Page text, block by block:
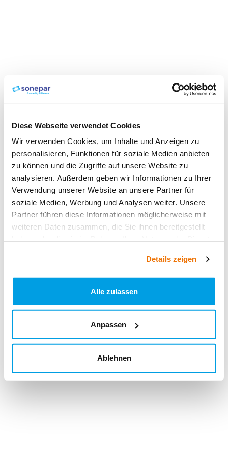
Diese Webseite verwendet Cookies
Wir verwenden Cookies, um Inhalte und Anzeigen zu
personalisieren, Funktionen für soziale Medien anbieten
zu können und die Zugriffe auf unsere Website zu
analysieren. Außerdem geben wir Informationen zu Ihrer
Verwendung unserer Website an unsere Partner für
soziale Medien, Werbung und Analysen weiter. Unsere
Partner führen diese Informationen möglicherweise mit
weiteren Daten zusammen, die Sie ihnen bereitgestellt
Details zeigen
Alle zulassen
Anpassen
Ablehnen